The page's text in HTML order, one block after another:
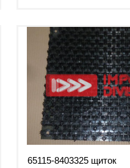
65115-8403325 щиток